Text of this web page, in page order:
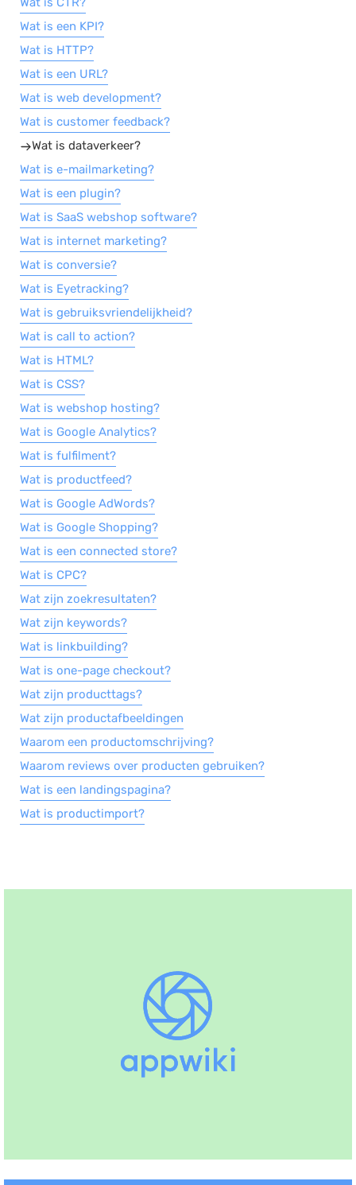
Wat is een KPI?
Wat is HTTP?
Wat is een URL?
Wat is web development?
Wat is customer feedback?
Wat is dataverkeer?
Wat is e-mailmarketing?
Wat is een plugin?
Wat is SaaS webshop software?
Wat is internet marketing?
Wat is conversie?
Wat is Eyetracking?
Wat is gebruiksvriendelijkheid?
Wat is call to action?
Wat is HTML?
Wat is CSS?
Wat is webshop hosting?
Wat is Google Analytics?
Wat is fulfilment?
Wat is productfeed?
Wat is Google AdWords?
Wat is Google Shopping?
Wat is een connected store?
Wat is CPC?
Wat zijn zoekresultaten?
Wat zijn keywords?
Wat is linkbuilding?
Wat is one-page checkout?
Wat zijn producttags?
Wat zijn productafbeeldingen
Waarom een productomschrijving?
Waarom reviews over producten gebruiken?
Wat is een landingspagina?
Wat is productimport?